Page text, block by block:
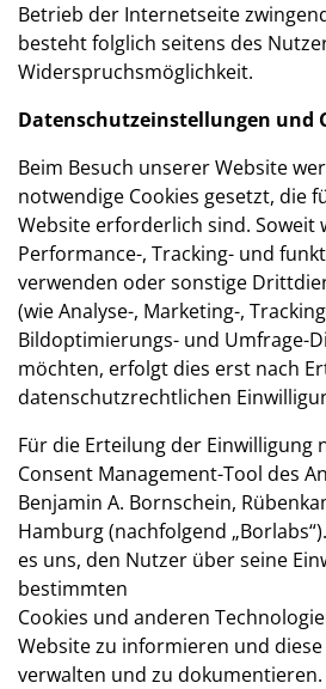
Betrieb der Internetseite
besteht folglich seitens des
Widerspruchsmöglichkeit.
Datenschutzeinstellungen und
Beim Besuch unserer Website
notwendige Cookies gesetzt, die
Website erforderlich sind. Soweit
Performance-, Tracking- und
verwenden oder sonstige
(wie Analyse-, Marketing-,
Bildoptimierungs- und Umfrage-
möchten, erfolgt dies erst nach
datenschutzrechtlichen
Für die Erteilung der Einwilligung
Consent Management-Tool des
Benjamin A. Bornschein,
Hamburg (nachfolgend
es uns, den Nutzer über seine
bestimmten
Cookies und anderen
Website zu informieren und
verwalten und zu